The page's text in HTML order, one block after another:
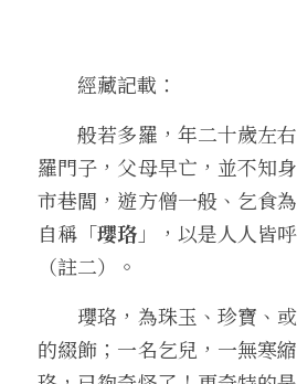
經藏記載：
般若多羅，年二十歲左右
羅門子，父母早亡，並不知
市巷閭，遊方僧一般、乞食
自稱「瓔珞 」，以是人人皆
（註二）。
瓔珞，為珠玉、珍寶、或
的綴飾；一名乞兒，一無寒